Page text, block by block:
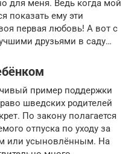
для меня. Ведь когда мой
показать ему эти
первая любовь! А вот с
друзьями в саду…
пример поддержки
шведских родителей
По закону полагается
отпуска по уходу за
или усыновлённым. На